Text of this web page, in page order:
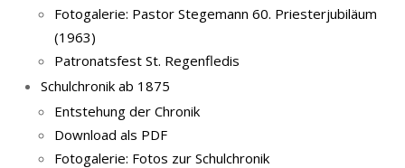
Fotogalerie: Pastor Stegemann 60. Priesterjubiläum
(1963)
Patronatsfest St. Regenfledis
Schulchronik ab 1875
Entstehung der Chronik
Download als PDF
Fotogalerie: Fotos zur Schulchronik